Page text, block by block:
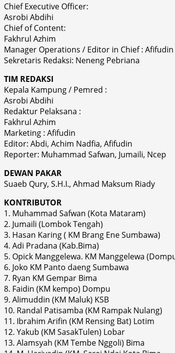
Chief Executive Officer:
Asrobi Abdihi
Chief of Content:
Fakhrul Azhim
Manager Operations / Editor in Chief : Afifudin
Sekretaris Redaksi: Neneng Pebriana
TIM REDAKSI
Kepala Kampung / Pemred :
Asrobi Abdihi
Redaktur Pelaksana :
Fakhrul Azhim
Marketing : Afifudin
Editor: Abdi, Achim Nadfia, Afifudin
Reporter: Muhammad Safwan, Jumaili, Ncep
DEWAN PAKAR
Suaeb Qury, S.H.I., Ahmad Maksum Riady
KONTRIBUTOR
1. Muhammad Safwan (Kota Mataram)
2. Jumaili (Lombok Tengah)
3. Hasan Karing ( KM Brang Ene Sumbawa)
4. Adi Pradana (Kab.Bima)
5. Opick Manggelewa. KM Manggelewa
6. Joko KM Panto daeng Sumbawa
7. Ryan KM Gempar Bima
8. Faidin (KM kempo) Dompu
9. Alimuddin (KM Maluk) KSB
10. Randal Patisamba (KM Rampak Nulang)
11. Ibrahim Arifin (KM Rensing Bat) Lotim
12. Yakub (KM SasakTulen) Lobar
13. Alamsyah (KM Tembe Nggoli) Bima